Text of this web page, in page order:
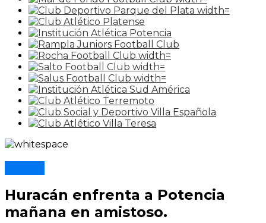
Huracán enfrenta a Potencia
mañana en amistoso.